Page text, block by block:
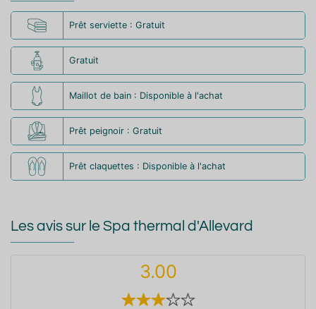
Prêt serviette : Gratuit
Gratuit
Maillot de bain : Disponible à l'achat
Prêt peignoir : Gratuit
Prêt claquettes : Disponible à l'achat
Les avis sur le Spa thermal d'Allevard
3.00